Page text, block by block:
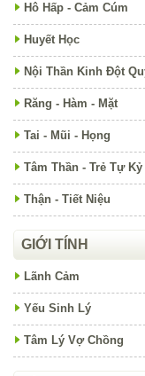
Hô Hấp - Cảm Cúm
Huyết Học
Nội Thần Kinh Đột
Răng - Hàm - Mặt
Tai - Mũi - Họng
Tâm Thần - Trẻ Tự Kỷ
Thận - Tiết Niệu
GIỚI TÍNH
Lãnh Cảm
Yếu Sinh Lý
Tâm Lý Vợ Chồng